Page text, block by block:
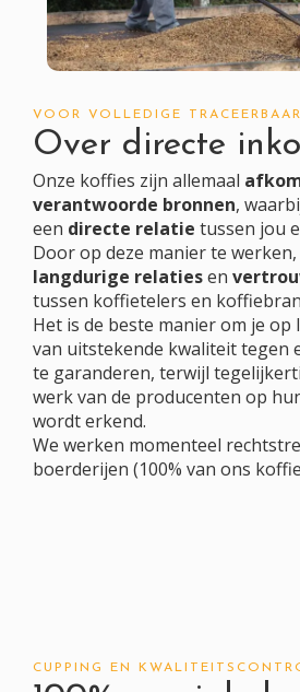
VOOR VOLLEDIGE
Over directe
Onze koffies zijn allemaal
verantwoorde bronnen,
een directe relatie tussen jou
Door op deze manier te
langdurige relatiesen
tussen koffietelers en
Het is de beste manier om je
van uitstekende kwaliteit tegen
te garanderen, terwijl
werk van de producenten op
wordt erkend.
We werken momenteel
boerderijen (100% van ons
CUPPING EN